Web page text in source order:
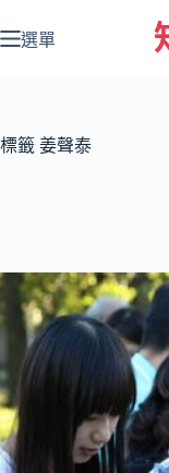
至
容
選單
標籤 姜聲泰